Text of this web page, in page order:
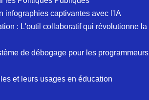
infographies captivantes avec l'IA
: L'outil collaboratif qui révolutionne la
de débogage pour les programmeurs
et leurs usages en éducation